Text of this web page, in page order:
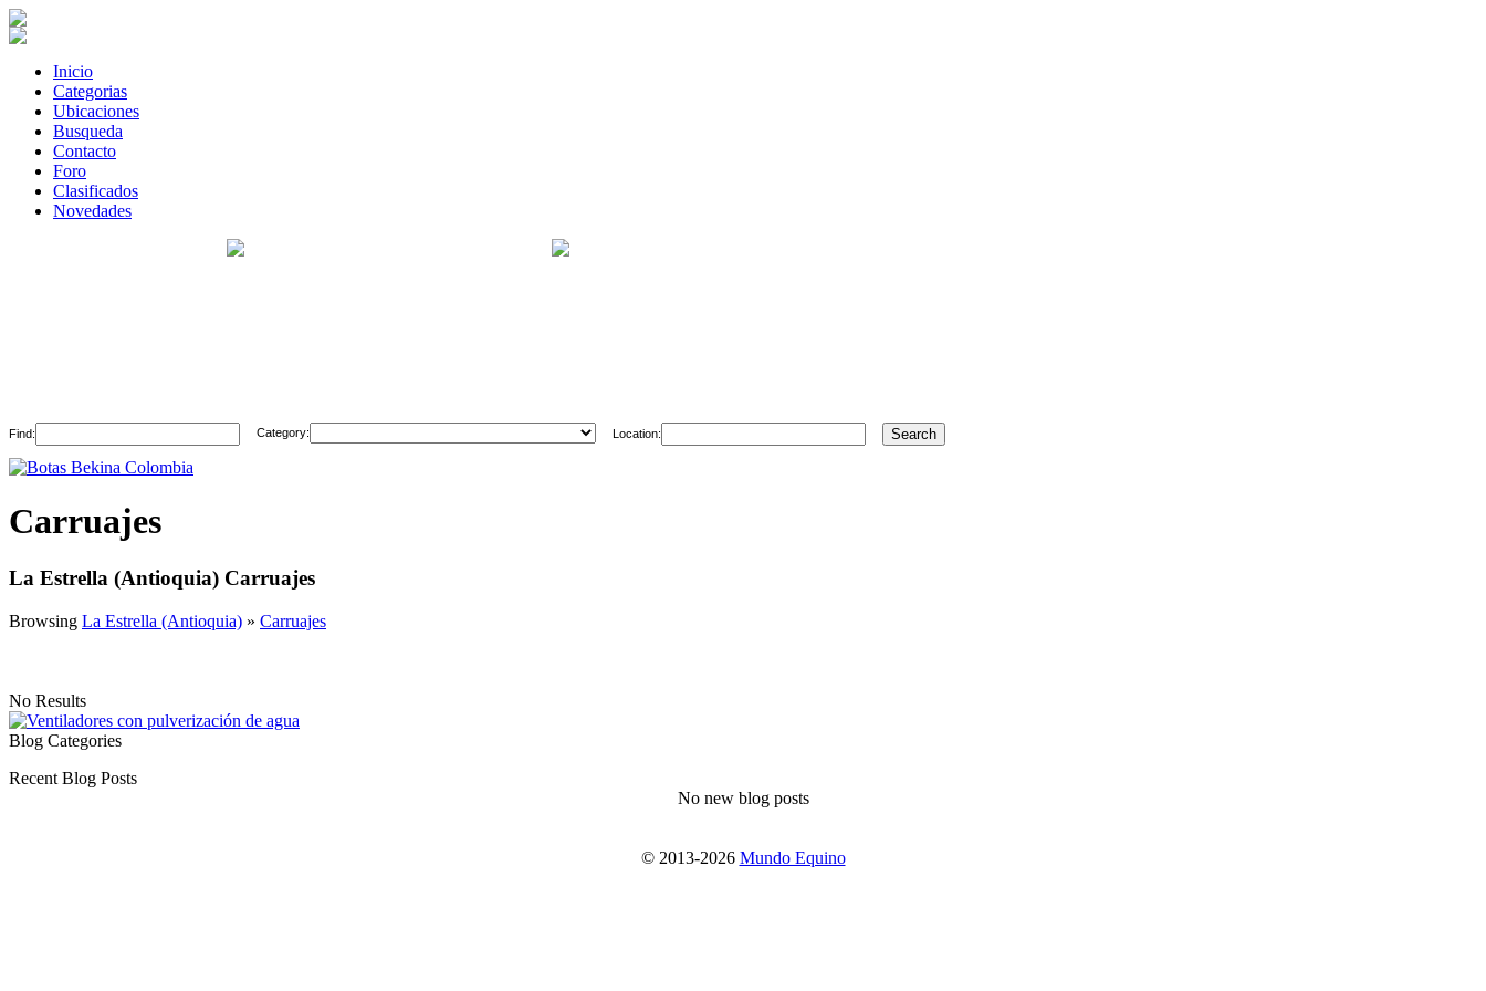
Inicio
Categorias
Ubicaciones
Busqueda
Contacto
Foro
Clasificados
Novedades
Find: Category: Location:
Carruajes
La Estrella (Antioquia) Carruajes
Browsing La Estrella (Antioquia) » Carruajes
No Results
Blog Categories
Recent Blog Posts
No new blog posts
© 2013-2026 Mundo Equino